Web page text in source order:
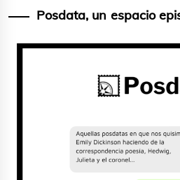
Posdata, un espacio